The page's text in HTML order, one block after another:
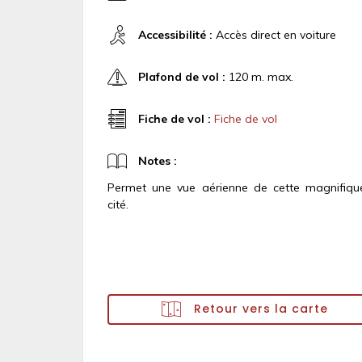
Accessibilité : Accès direct en voiture
Plafond de vol : 120 m. max.
Fiche de vol : Fiche de vol
Notes :
Permet une vue aérienne de cette
cité.
Retour vers la carte